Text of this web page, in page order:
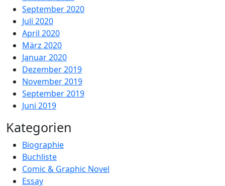
September 2020
Juli 2020
April 2020
März 2020
Januar 2020
Dezember 2019
November 2019
September 2019
Juni 2019
Kategorien
Biographie
Buchliste
Comic & Graphic Novel
Essay